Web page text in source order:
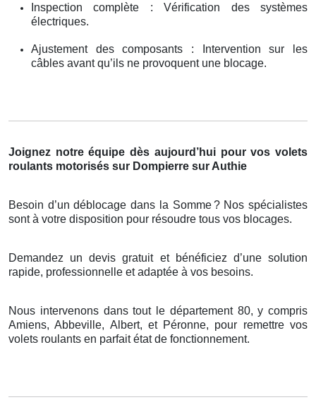
Inspection complète : Vérification des systèmes
électriques.
Ajustement des composants : Intervention sur les
câbles avant qu’ils ne provoquent une blocage.
Joignez notre équipe dès aujourd’hui pour vos volets
roulants motorisés sur Dompierre sur Authie
Besoin d’un déblocage dans la Somme ? Nos spécialistes
sontà votre disposition pour résoudre tous vos blocages.
Demandez un devis gratuit et bénéficiez d’une solution
rapide, professionnelle et adaptée à vos besoins.
Nous intervenons dans tout le département 80, y compris
Amiens, Abbeville, Albert, et Péronne, pour remettre vos
volets roulants en parfait état de fonctionnement.